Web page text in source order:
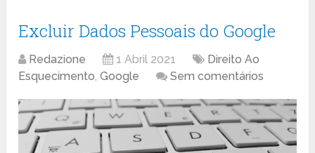
Excluir Dados Pessoais do Google
Redazione 1 Abril 2021
Direito Ao
Esquecimento,Google Sem comentários